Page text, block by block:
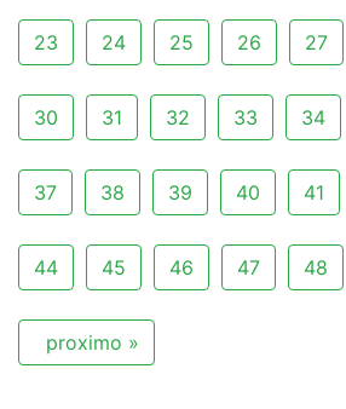
23 24 25 26 27
30 31 32 33 34
37 38 39 40 41
44 45 46 47 48
proximo »